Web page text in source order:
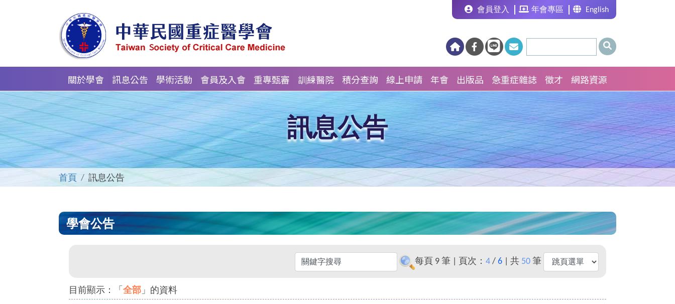
會員登入 年會專區 English
關於學會 訊息公告 學術活動 會員及入會 重專甄審 訓練醫院 積分查詢 線上申請 年會 出版品 急重症雜誌 徵才 網路資源
訊息公告
首頁 訊息公告
學會公告
每頁 9 筆 | 頁次： 4 / 6 | 共 50 筆
目前顯示：「 全部 」的資料